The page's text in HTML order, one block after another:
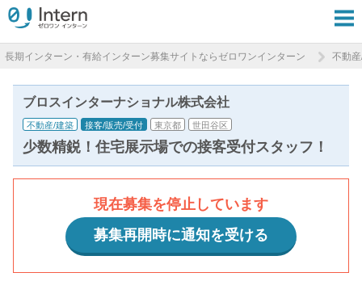
長期インターン・有給インターン募集サイトならゼロワンインターン 不動
ブロスインターナショナル株式会社
不動産/建築 接客/販売/受付 東京都 世田谷区
少数精鋭！住宅展示場での接客受付スタッフ！
現在募集を停止しています
募集再開時に通知を受ける